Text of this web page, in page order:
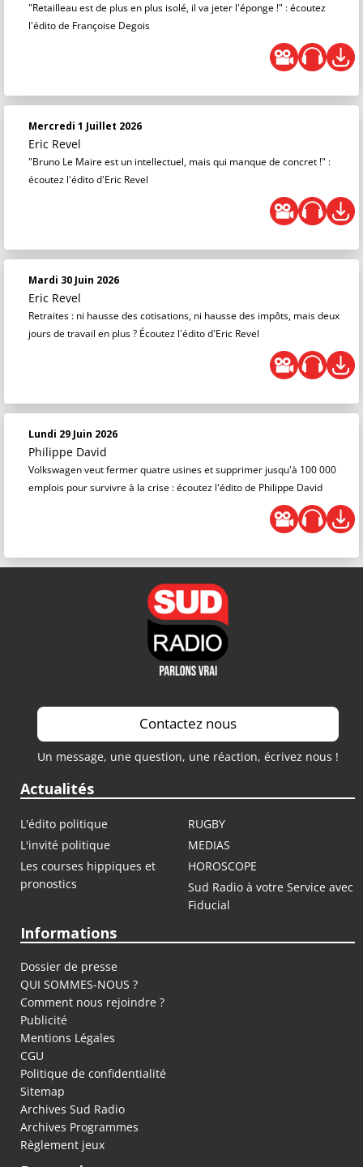
"Retailleau est de plus en plus isolé, il va jeter l'éponge !" : écoutez
l'édito de Françoise Degois
Mercredi 1 Juillet 2026
Eric Revel
"Bruno Le Maire est un intellectuel, mais qui manque de concret !" :
écoutez l'édito d'Eric Revel
Mardi 30 Juin 2026
Eric Revel
Retraites : ni hausse des cotisations, ni hausse des impôts, mais deux
jours de travail en plus ? Écoutez l'édito d'Eric Revel
Lundi 29 Juin 2026
Philippe David
Volkswagen veut fermer quatre usines et supprimer jusqu'à 100 000
emplois pour survivre à la crise : écoutez l'édito de Philippe David
Contactez nous
Un message, une question, une réaction, écrivez nous !
Actualités
L'édito politique
RUGBY
L'invité politique
MEDIAS
Les courses hippiques et
pronostics
HOROSCOPE
Sud Radio à votre Service avec
Fiducial
Informations
Dossier de presse
QUI SOMMES-NOUS ?
Comment nous rejoindre ?
Publicité
Mentions Légales
CGU
Politique de confidentialité
Sitemap
Archives Sud Radio
Archives Programmes
Règlement jeux